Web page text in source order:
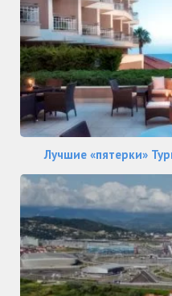
Лучшие «пятерки»